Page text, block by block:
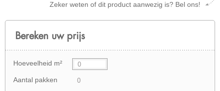
Zeker weten of dit product aanwezig is? Bel ons!
Bereken uw prijs
Hoeveelheid m²
Aantal pakken